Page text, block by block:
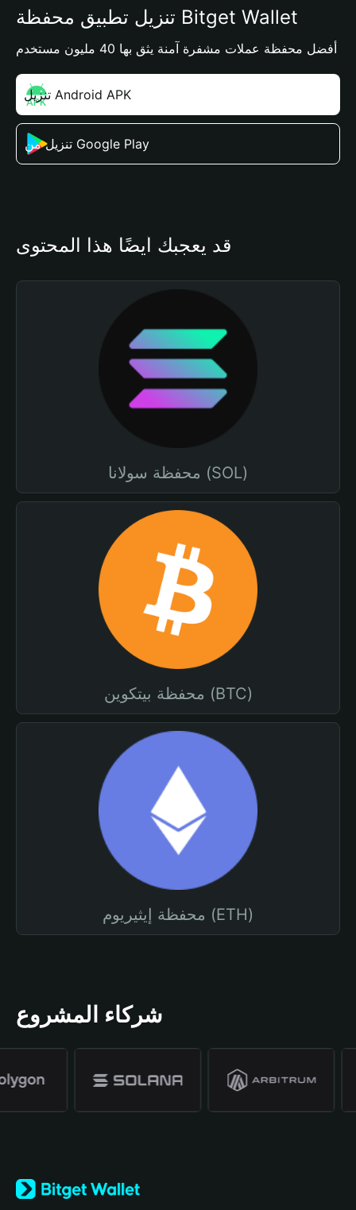
تنزيل تطبيق محفظة Bitget Wallet
أفضل محفظة عملات مشفرة آمنة يثق بها 40 مليون مستخدم
تنزيل Android APK
تنزيل من Google Play
قد يعجبك أيضًا هذا المحتوى
محفظة سولانا (SOL)
محفظة بيتكوين (BTC)
محفظة إيثيريوم (ETH)
شركاء المشروع